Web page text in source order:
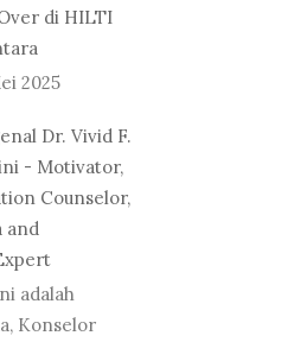
di HILTI
2025
Dr. Vivid F.
- Motivator,
Counselor,
and
adalah
Konselor